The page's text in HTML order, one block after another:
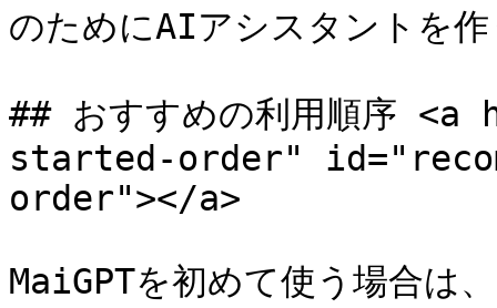
のためにAIアシスタント
## おすすめの利用順序
started-order"
order"></a>
MaiGPTを初めて使う場合は